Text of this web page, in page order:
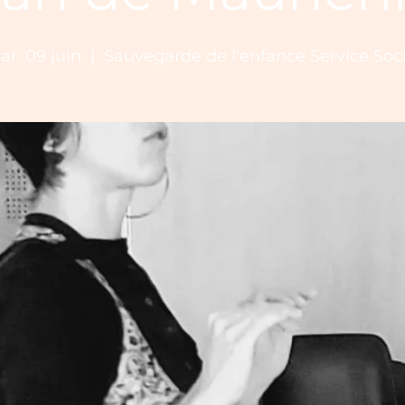
09 juin Sauvegarde de l'enfance Service